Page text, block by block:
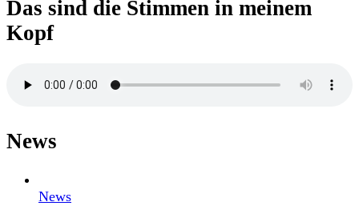
Das sind die Stimmen in meinem
Kopf
News
News